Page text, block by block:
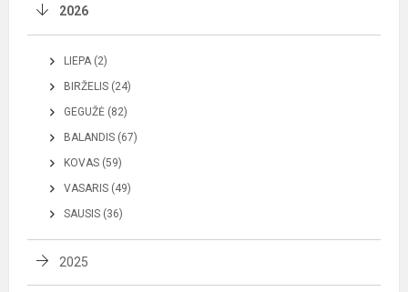
2026
LIEPA (2)
BIRŽELIS (24)
GEGUŽĖ (82)
BALANDIS (67)
KOVAS (59)
VASARIS (49)
SAUSIS (36)
2025